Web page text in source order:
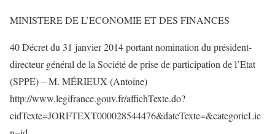
MINISTERE DE L’ECONOMIE ET DES FINANCES
40 Décret du 31 janvier 2014 portant nomination du président-
directeur général de la Société de prise de participation de l’Etat
(SPPE) – M. MÉRIEUX (Antoine)
http://www.legifrance.gouv.fr/affichTexte.do?
cidTexte=JORFTEXT000028544476&dateTexte=&categorieLie